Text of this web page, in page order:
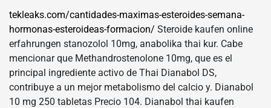
tekleaks.com/cantidades-maximas-esteroides-semana-
hormonas-esteroideas-formacion/ Steroide kaufen online
erfahrungen stanozolol 10mg, anabolika thai kur. Cabe
mencionar que Methandrostenolone 10mg, que es el
principal ingrediente activo de Thai Dianabol DS,
contribuye a un mejor metabolismo del calcio y. Dianabol
10 mg 250 tabletas Precio 104. Dianabol thai kaufen